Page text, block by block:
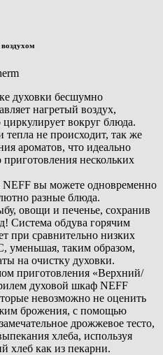
духовки бесшумно
нагретый воздух,
вокруг блюда.
не происходит, так же
ароматов, что идеально
нескольких
NEFF вы можете одновременно
разные блюда.
овощи и печенье, сохранив
Система обдува горячим
при сравнительно низких
уменьшая, таким образом,
на очистку духовки.
приготовления «Верхний/
духовой шкаф NEFF
невозможно не оценить
брожения, с помощью
дрожжевое тесто,
хлеба, используя
хлеб как из пекарни.